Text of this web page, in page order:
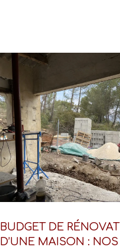
BUDGET DE
D’UNE MAISON : NOS